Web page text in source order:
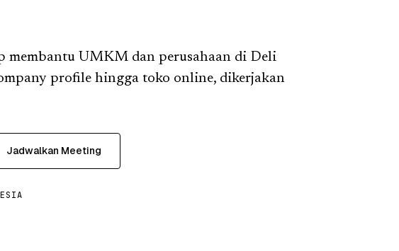
membantu UMKM dan perusahaan di Deli
profile hingga toko online, dikerjakan
Jadwalkan Meeting